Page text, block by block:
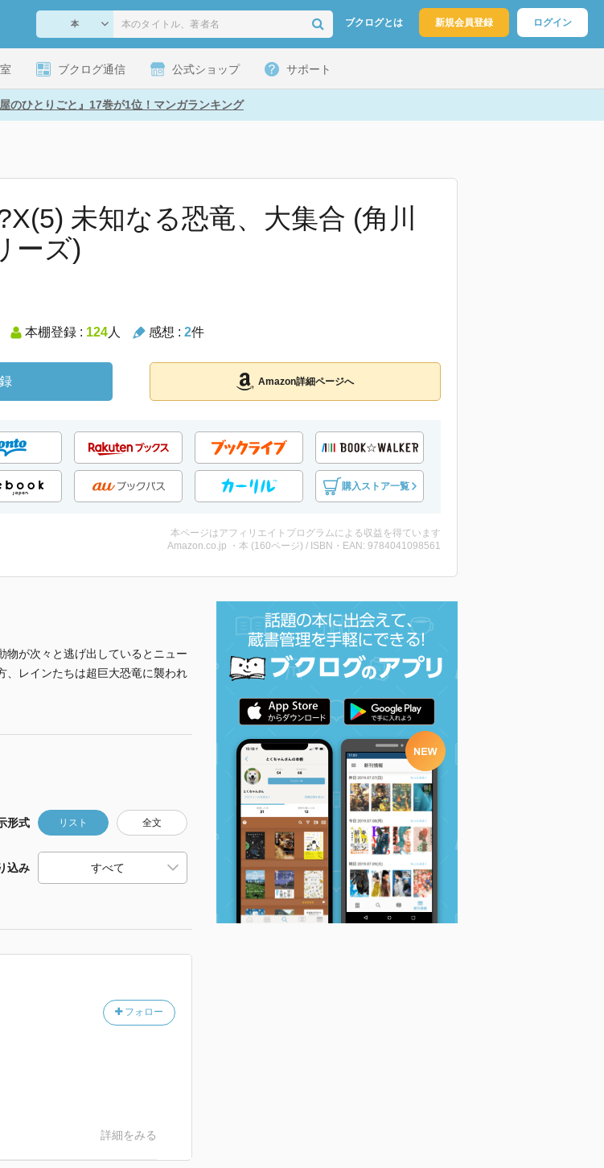
ブクログとは 新規会員登録 ログイン
ブクログ通信 公式ショップ サポート
のひとりごと』17巻が1位！マンガランキング
未知なる恐竜、大集合 (角川
ーズ)
本棚登録 : 124人 感想 : 2件
Amazon詳細ページへ
購入ストア一覧
本ページはアフィリエイトプログラムによる収益を得ています
Amazon.co.jp ・本 (160ページ) / ISBN・EAN: 9784041098561
物が次々と逃げ出しているとニュー
、レインたちは超巨大恐竜に襲われ
形式 リスト 全文
込み
フォロー
詳細をみる